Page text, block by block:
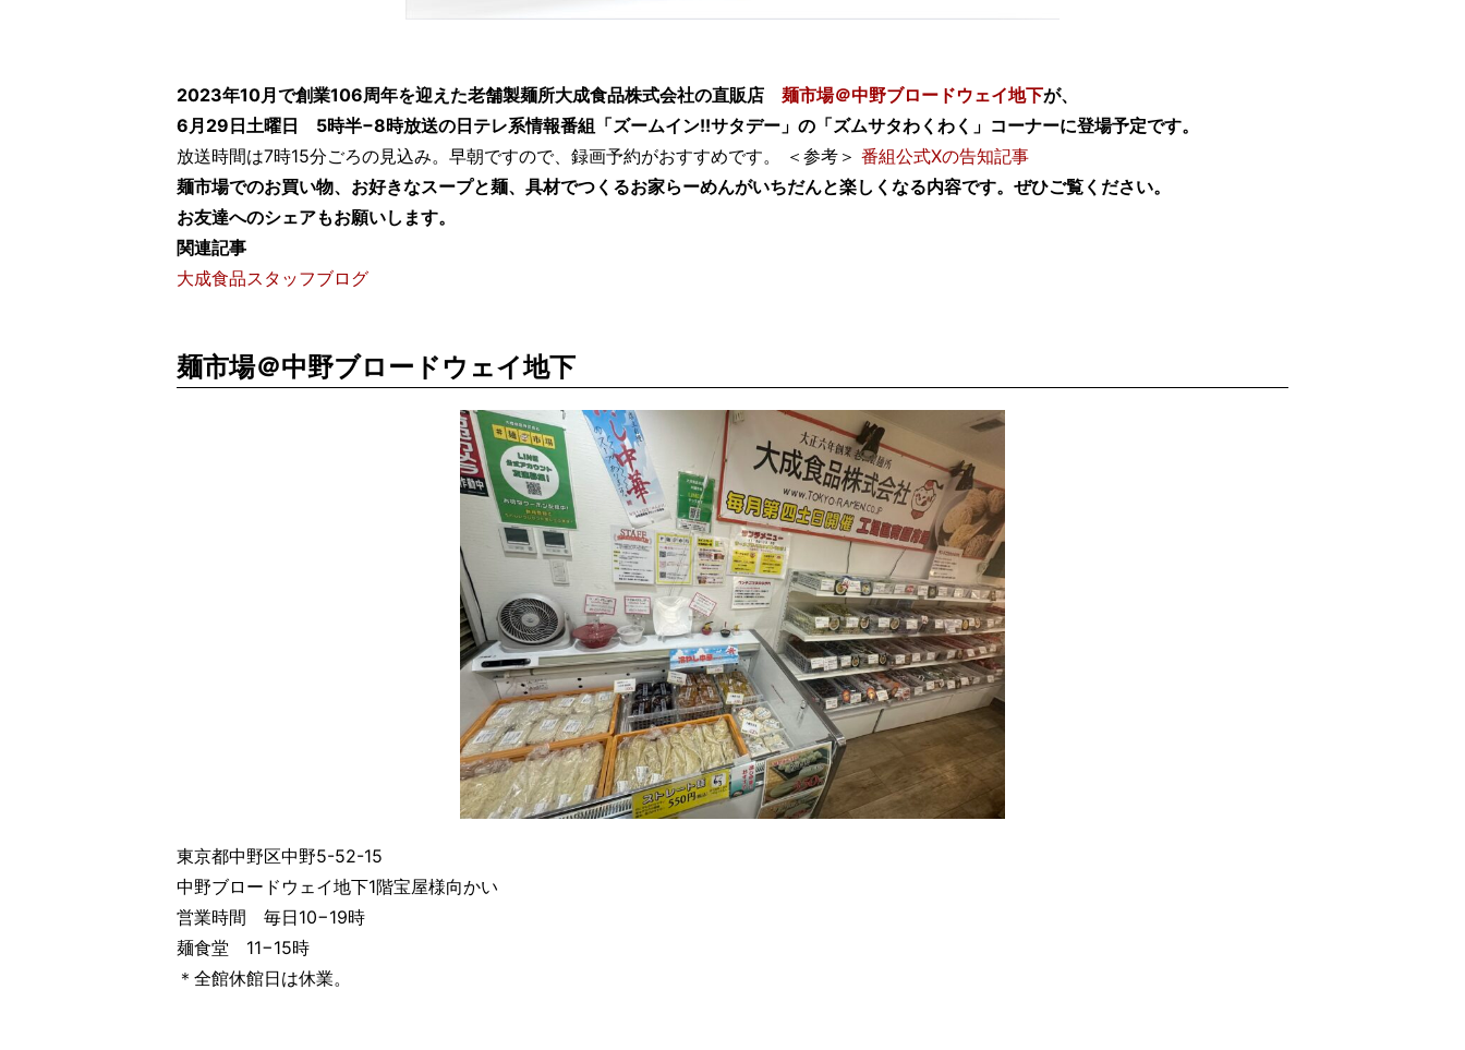
2023年10月で創業106周年を迎えた老舗製麺所大成食品株式会社の直販店 麺市場＠中野ブロードウェイ地下が、
6月29日土曜日 5時半−8時放送の日テレ系情報番組「ズームイン!!サタデー」の「ズムサタわくわく」コーナーに登場予定です。
放送時間は7時15分ごろの見込み。早朝ですので、録画予約がおすすめです。 ＜参考＞ 番組公式Xの告知記事
麺市場でのお買い物、お好きなスープと麺、具材でつくるお家らーめんがいちだんと楽しくなる内容です。ぜひご覧ください。
お友達へのシェアもお願いします。
関連記事
大成食品スタッフブログ
麺市場＠中野ブロードウェイ地下
東京都中野区中野5-52-15
中野ブロードウェイ地下1階宝屋様向かい
営業時間 毎日10−19時
麺食堂 11−15時
＊全館休館日は休業。